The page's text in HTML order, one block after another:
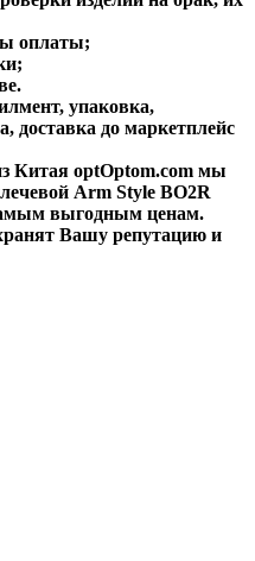
оплаты;
упаковка,
доставка до маркетплейс
Китая optOptom.com мы
Arm Style BO2R
выгодным ценам.
Вашу репутацию и